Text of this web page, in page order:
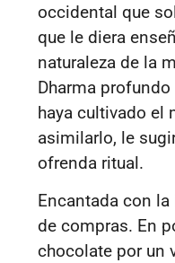
occidental que
que le diera
naturaleza de la
Dharma
haya cultivado el
asimilarlo, le
ofrenda ritual.
Encantada con
de compras. En
chocolate por un